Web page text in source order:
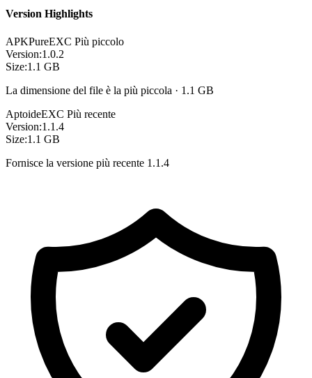
Version Highlights
APKPureEXC Più piccolo
Version:1.0.2
Size:1.1 GB
La dimensione del file è la più piccola · 1.1 GB
AptoideEXC Più recente
Version:1.1.4
Size:1.1 GB
Fornisce la versione più recente 1.1.4